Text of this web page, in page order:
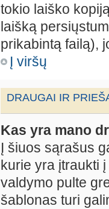
tokio laiško
laišką
prikabintą failą),
Į viršų
DRAUGAI IR
Kas yra mano
Į šiuos sąrašus
kurie yra įtraukti
valdymo pulte
šablonas turi